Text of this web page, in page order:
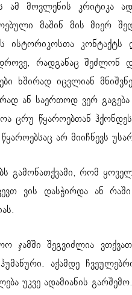
ამ მოვლენის კრიტიკა
მაშინ მის მიერ
ისტორიკოსთა
რადგანაც შეძლონ
ხშირად იცვლიან
ან საერთოდ ვერ გაგება
ცრუ წყაროებთან
არ მიიჩნევს
გამონათქვამი, რომ
ვის დასჭირდა ან
ჯამში შეგვიძლია
აქამდე
უკვე ადამიანის